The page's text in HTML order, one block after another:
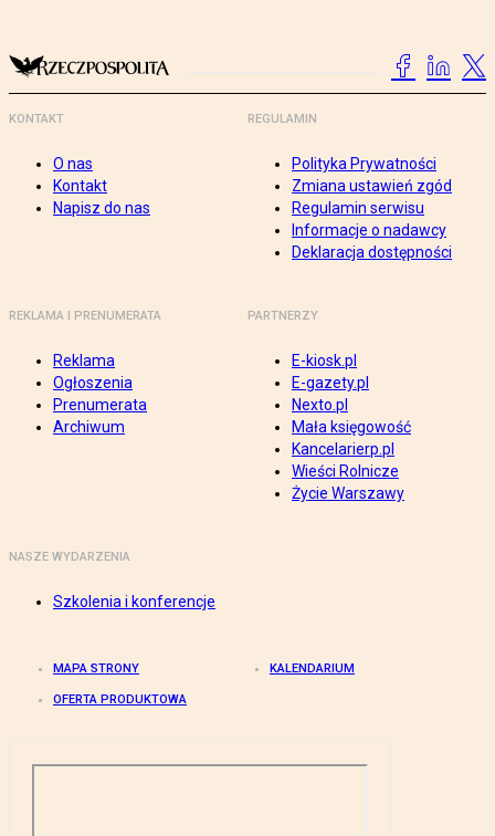
KONTAKT
O nas
Kontakt
Napisz do nas
REGULAMIN
Polityka Prywatności
Zmiana ustawień zgód
Regulamin serwisu
Informacje o nadawcy
Deklaracja dostępności
REKLAMA I PRENUMERATA
Reklama
Ogłoszenia
Prenumerata
Archiwum
PARTNERZY
E-kiosk.pl
E-gazety.pl
Nexto.pl
Mała księgowość
Kancelarierp.pl
Wieści Rolnicze
Życie Warszawy
NASZE WYDARZENIA
Szkolenia i konferencje
MAPA STRONY KALENDARIUM
OFERTA PRODUKTOWA